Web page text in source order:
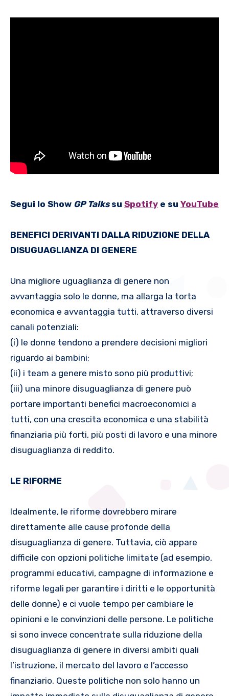
Segui lo Show GP Talkssu Spotify e su YouTube
BENEFICI DERIVANTI DALLA RIDUZIONE DELLA
DISUGUAGLIANZA DI GENERE
Una migliore uguaglianza di genere non
avvantaggia solo le donne, ma allarga la torta
economica e avvantaggia tutti, attraverso diversi
canali potenziali:
(i) le donne tendono a prendere decisioni migliori
riguardo ai bambini;
(ii) i team a genere misto sono più produttivi;
(iii) una minore disuguaglianza di genere può
portare importanti benefici macroeconomici a
tutti, con una crescita economica e una stabilità
finanziaria più forti, più posti di lavoro e una minore
disuguaglianza di reddito.
LE RIFORME
Idealmente, le riforme dovrebbero mirare
direttamente alle cause profonde della
disuguaglianza di genere. Tuttavia, ciò appare
difficile con opzioni politiche limitate (ad esempio,
programmi educativi, campagne di informazione e
riforme legali per garantire i diritti e le opportunità
delle donne) e ci vuole tempo per cambiare le
opinioni e le convinzioni delle persone. Le politiche
si sono invece concentrate sulla riduzione della
disuguaglianza di genere in diversi ambiti quali
l’istruzione, il mercato del lavoro e l’accesso
finanziario. Queste politiche non solo hanno un